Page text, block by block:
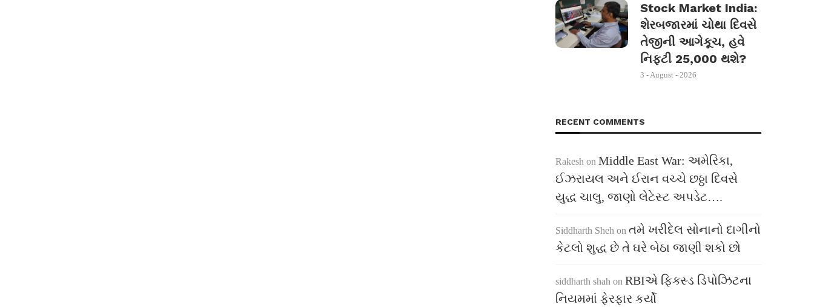
Stock Market India:
શેરબજારમાં ચોથા દિવસે
તેજીની આગેકૂચ, હવે
નિફ્ટી 25,000 થશે?
3 - August - 2026
RECENT COMMENTS
Rakesh on Middle East War: અમેરિકા,
ઈઝરાયલ અને ઈરાન વચ્ચે છઠ્ઠા દિવસે
યુદ્ધ ચાલુ, જાણો લેટેસ્ટ અપડેટ….
Siddharth Sheh on તમે ખરીદેલ સોનાનો દાગીનો
કેટલો શુદ્ધ છે તે ઘરે બેઠા જાણી શકો છો
siddharth shah on RBIએ ફિક્સ્ડ ડિપોઝિટના
નિયમમાં ફેરફાર કર્યો